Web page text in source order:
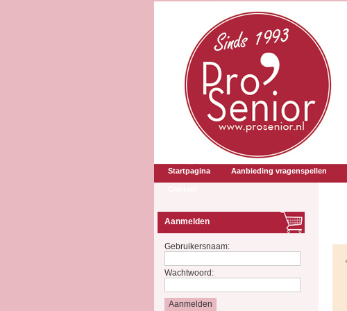
Startpagina Aanbieding vragenspellen
Aanmelden
Gebruikersnaam:
Wachtwoord: